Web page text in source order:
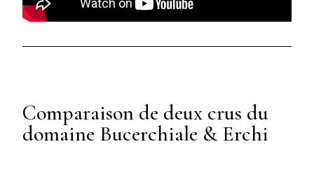
Comparaison de deux crus du
domaine Bucerchiale & Erchi